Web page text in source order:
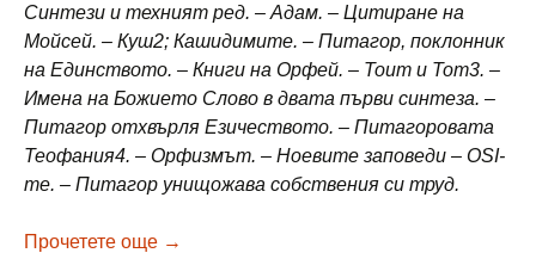
Синтези и техният ред. – Адам. – Цитиране на
Мойсей. – Куш2; Кашидимите. – Питагор, поклонник
на Единството. – Книги на Орфей. – Тоит и Tom3. –
Имена на Божието Слово в двата първи синтеза. –
Питагор отхвърля Езичеството. – Питагоровата
Теофания4. – Орфизмът. – Ноевите заповеди – OSI-
me. – Питагор унищожава собствения си труд.
Прочетете още Сент Ив д’Алведр АРХЕОМЕТЪРЪТ – 6
→